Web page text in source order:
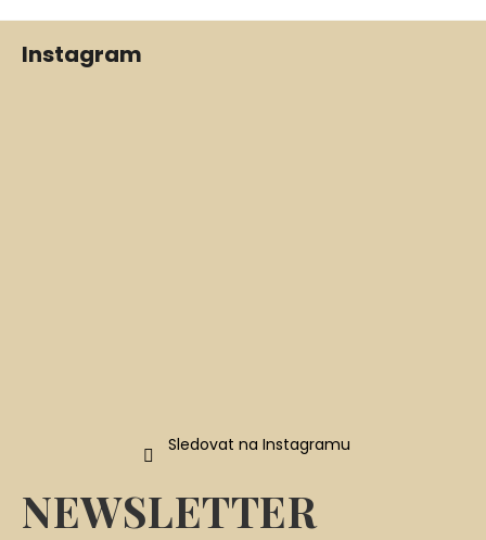
Z
Instagram
Sledovat na Instagramu
NEWSLETTER